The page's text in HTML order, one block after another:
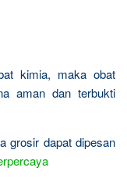
kimia, maka obat
aman dan terbukti
grosir dapat dipesan